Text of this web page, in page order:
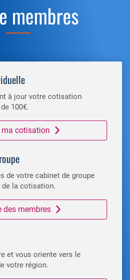
membres
à jour votre cotisation
100€.
ma cotisation
de votre cabinet de groupe
de la cotisation.
des membres
et vous oriente vers le
votre région.